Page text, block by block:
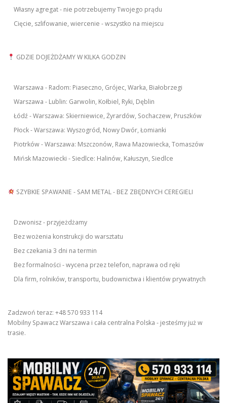
Własny agregat - nie potrzebujemy Twojego prądu
Cięcie, szlifowanie, wiercenie - wszystko na miejscu
GDZIE DOJEŻDŻAMY W KILKA GODZIN
Warszawa - Radom: Piaseczno, Grójec, Warka, Białobrzegi
Warszawa - Lublin: Garwolin, Kołbiel, Ryki, Dęblin
Łódź - Warszawa: Skierniewice, Żyrardów, Sochaczew, Pruszków
Płock - Warszawa: Wyszogród, Nowy Dwór, Łomianki
Piotrków - Warszawa: Mszczonów, Rawa Mazowiecka, Tomaszów
Mińsk Mazowiecki - Siedlce: Halinów, Kałuszyn, Siedlce
SZYBKIE SPAWANIE - SAM METAL - BEZ ZBĘDNYCH CEREGIELI
Dzwonisz - przyjeżdżamy
Bez wożenia konstrukcji do warsztatu
Bez czekania 3 dni na termin
Bez formalności - wycena przez telefon, naprawa od ręki
Dla firm, rolników, transportu, budownictwa i klientów prywatnych
Zadzwoń teraz: +48 570 933 114
Mobilny Spawacz Warszawa i cała centralna Polska - jesteśmy już w
trasie.